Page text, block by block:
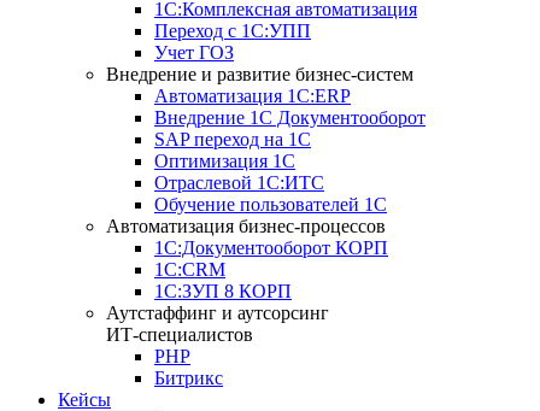
1С:Комплексная автоматизация
Переход с 1С:УПП
Учет ГОЗ
Внедрение и развитие бизнес-систем
Автоматизация 1С:ERP
Внедрение 1С Документооборот
SAP переход на 1С
Оптимизация 1С
Отраслевой 1С:ИТС
Обучение пользователей 1С
Автоматизация бизнес-процессов
1С:Документооборот КОРП
1С:CRM
1С:ЗУП 8 КОРП
Аутстаффинг и аутсорсинг
ИТ-специалистов
PHP
Битрикс
Кейсы